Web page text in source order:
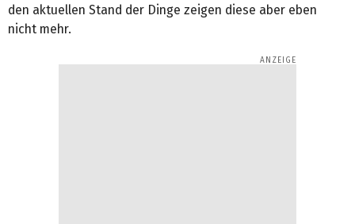
den aktuellen Stand der Dinge zeigen diese aber eben
nicht mehr.